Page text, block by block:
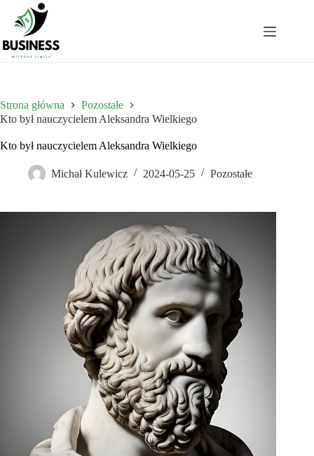
Przejdź
treści
Strona główna
Pozostałe
Kto był nauczycielem Aleksandra Wielkiego
Kto był nauczycielem Aleksandra Wielkiego
Michał Kulewicz 2024-05-25 Pozostałe